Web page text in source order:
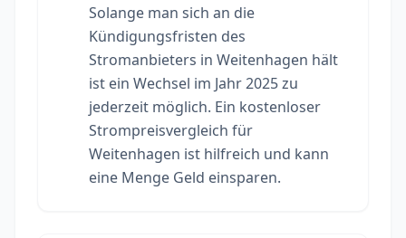
Solange man sich an die
Kündigungsfristen des
Stromanbieters in Weitenhagen hält
ist ein Wechsel im Jahr 2025 zu
jederzeit möglich. Ein kostenloser
Strompreisvergleich für
Weitenhagen ist hilfreich und kann
eine Menge Geld einsparen.